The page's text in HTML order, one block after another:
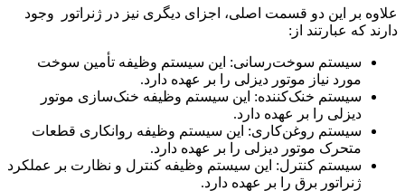
علاوه بر این دو قسمت اصلی، اجزای دیگری نیز در ژنراتور وجود
دارند که عبارتند از:
سیستم سوخت‌رسانی: این سیستم وظیفه تأمین سوخت
مورد نیاز موتور دیزلی را بر عهده دارد.
سیستم خنک‌کننده: این سیستم وظیفه خنک‌سازی موتور
دیزلی را بر عهده دارد.
سیستم روغن‌کاری: این سیستم وظیفه روانکاری قطعات
متحرک موتور دیزلی را بر عهده دارد.
سیستم کنترل: این سیستم وظیفه کنترل و نظارت بر عملکرد
ژنراتور برق را بر عهده دارد.